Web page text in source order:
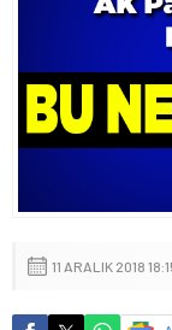
11 ARALIK 2018